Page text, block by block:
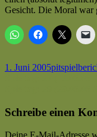
Gesicht. Die Moral war
Veröffentlicht
1. Juni 2005Autor
pit
Schreibe einen